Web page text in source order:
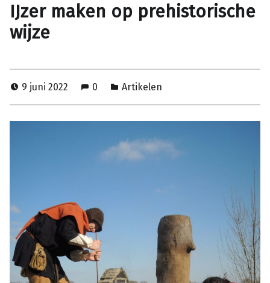
IJzer maken op prehistorische
wijze
9 juni 2022 0 Artikelen